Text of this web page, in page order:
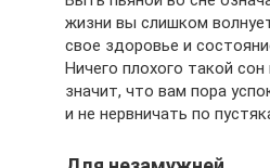
жизни вы слишком
свое здоровье и
Ничего плохого такой
значит, что вам пора
и не нервничать по